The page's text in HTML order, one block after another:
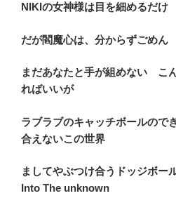
NIKIの女神様は目を細めるだけ
だが閻魔心は、分からずごめん
まだあなたと手が組めない こ
ればいいが
ラブラブのキャッチボールので
合えないこの世界
ましてやぶつけ合うドッジボー
Into The unknown